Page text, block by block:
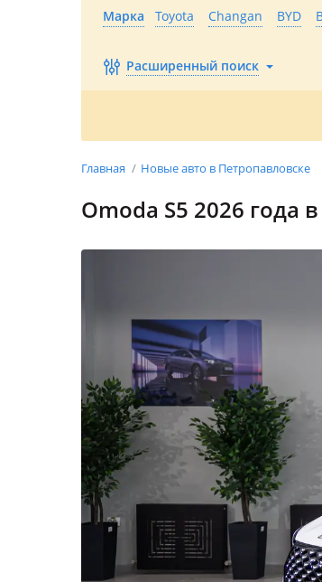
Марка
Toyota Changan BYD
Расширенный поиск
Главная Новые авто в Петропавловске
Omoda S5 2026 года